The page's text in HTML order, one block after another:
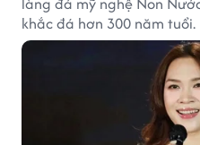
khắc đá hơn 300 năm tuổi.